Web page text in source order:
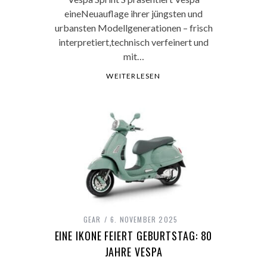
eineNeuauflage ihrer jüngsten und
urbansten Modellgenerationen – frisch
interpretiert,technisch verfeinert und
mit…
WEITERLESEN
GEAR 6. NOVEMBER 2025
EINE IKONE FEIERT GEBURTSTAG: 80
JAHRE VESPA